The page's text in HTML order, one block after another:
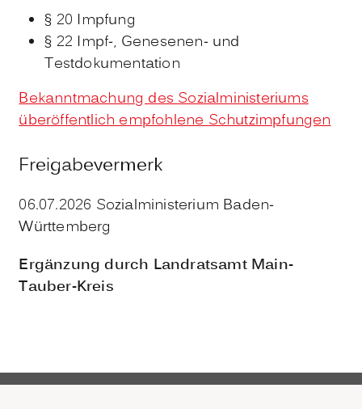
§ 20 Impfung
§ 22 Impf-, Genesenen- und
Testdokumentation
Bekanntmachung des Sozialministeriums
überöffentlich empfohlene Schutzimpfungen
Freigabevermerk
06.07.2026 Sozialministerium Baden-
Württemberg
Ergänzung durch Landratsamt Main-
Tauber-Kreis